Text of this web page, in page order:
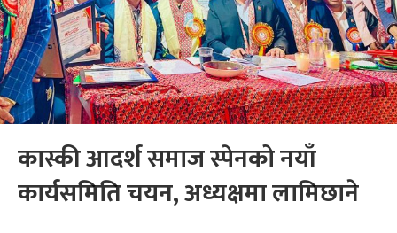
कास्की आदर्श समाज स्पेनको नयाँ
कार्यसमिति चयन, अध्यक्षमा लामिछाने